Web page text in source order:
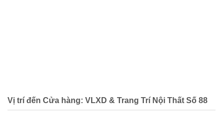
Vị trí đến Cửa hàng: VLXD & Trang Trí Nội Thất Số 88